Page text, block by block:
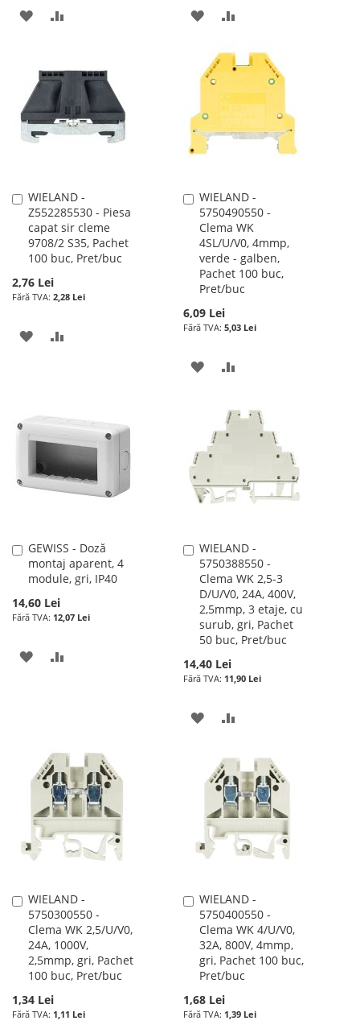
ADAUGATI
LISTA
DE
DORINTE
COMPARARE
ADAUGATI
LISTA
DORINTE
COMPARARE
WIELAND -
Z552285530 - Piesa
capat sir cleme
9708/2 S35, Pachet
100 buc, Pret/buc
2,76 Lei
2,28 Lei
Adauga
în
cos
ADAUGATI
DE
DORINTE
WIELAND -
5750490550 -
Clema WK
4SL/U/V0, 4mmp,
verde - galben,
Pachet 100 buc,
Pret/buc
6,09 Lei
5,03 Lei
Adauga
în
cos
ADAUGATI
LISTA
DE
DORINTE
COMPARARE
GEWISS - Doză
montaj aparent, 4
module, gri, IP40
14,60 Lei
12,07 Lei
Adauga
în
cos
ADAUGATI
DORINTE
WIELAND -
5750388550 -
Clema WK 2,5-3
D/U/V0, 24A, 400V,
2,5mmp, 3 etaje, cu
surub, gri, Pachet
50 buc, Pret/buc
14,40 Lei
11,90 Lei
Adauga
în
cos
ADAUGATI
LISTA
DORINTE
COMPARARE
WIELAND -
5750300550 -
Clema WK 2,5/U/V0,
24A, 1000V,
2,5mmp, gri, Pachet
100 buc, Pret/buc
1,34 Lei
1,11 Lei
Adauga
în
cos
WIELAND -
5750400550 -
Clema WK 4/U/V0,
32A, 800V, 4mmp,
gri, Pachet 100 buc,
Pret/buc
1,68 Lei
1,39 Lei
Adauga
în
cos